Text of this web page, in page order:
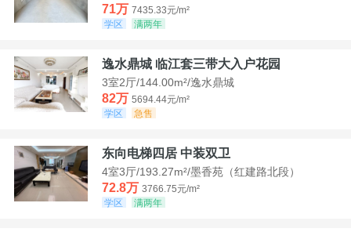
71万 7435.33元/m²
学区
满两年
逸水鼎城 临江套三带大入户花园
3室2厅/144.00m²/逸水鼎城
82万 5694.44元/m²
学区
急售
东向电梯四居 中装双卫
4室3厅/193.27m²/墨香苑（红建路北段）
72.8万 3766.75元/m²
学区
满两年